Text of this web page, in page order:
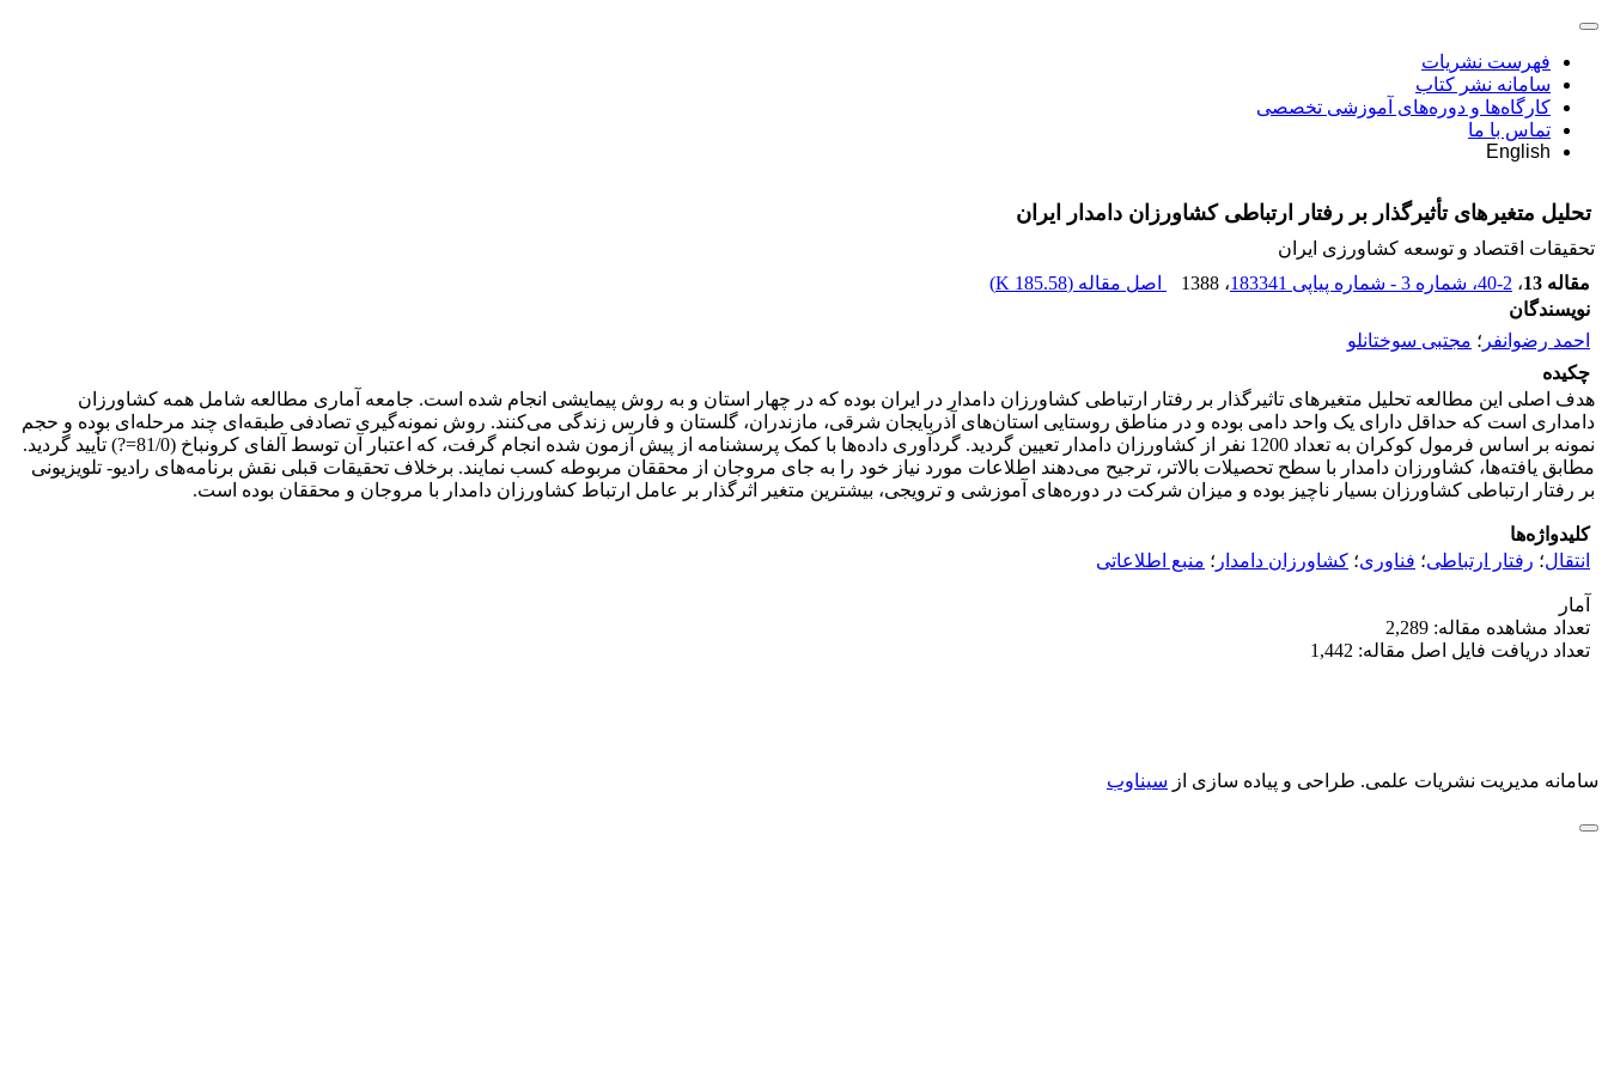
فهرست نشریات
سامانه نشر کتاب
کارگاه‌ها و دوره‌های آموزشی تخصصی
تماس با ما
English
تحلیل متغیرهای تأثیرگذار بر رفتار ارتباطی کشاورزان دامدار ایران
تحقیقات اقتصاد و توسعه کشاورزی ایران
مقاله 13
، 2-40، شماره 3 - شماره پیاپی 183341 ، 1388 اصل مقاله (185.58 K
)
نویسندگان
احمد رضوانفر ؛ مجتبی سوختانلو
چکیده
هدف اصلی این مطالعه تحلیل متغیرهای تاثیرگذار بر رفتار ارتباطی کشاورزان دامدار در ایران بوده که در چهار استان و به روش پیمایشی انجام شده است. جامعه آماری مطالعه شامل همه کشاورزان
دامداری است که حداقل دارای یک واحد دامی بوده و در مناطق روستایی استان‌های آذربایجان شرقی، مازندران، گلستان و فارس زندگی می‌کنند. روش نمونه‌گیری تصادفی طبقه‌ای چند مرحله‌ای بوده و حجم
نمونه بر اساس فرمول کوکران به تعداد 1200 نفر از کشاورزان دامدار تعیین گردید. گردآوری داده‌ها با کمک پرسشنامه از پیش آزمون شده انجام گرفت، که اعتبار آن توسط آلفای کرونباخ (81/0=?) تأیید گردید.
مطابق یافته‌ها، کشاورزان دامدار با سطح تحصیلات بالاتر، ترجیح می‌دهند اطلاعات مورد نیاز خود را به جای مروجان از محققان مربوطه کسب نمایند. برخلاف تحقیقات قبلی نقش برنامه‌های رادیو- تلویزیونی
بر رفتار ارتباطی کشاورزان بسیار ناچیز بوده و میزان شرکت در دوره‌های آموزشی و ترویجی، بیشترین متغیر اثرگذار بر عامل ارتباط کشاورزان دامدار با مروجان و محققان بوده است.
کلیدواژه‌ها
انتقال؛ رفتار ارتباطی؛ فناوری؛ کشاورزان دامدار ؛ منبع اطلاعاتی
آمار
تعداد مشاهده مقاله: 2,289
تعداد دریافت فایل اصل مقاله: 1,442
سامانه مدیریت نشریات علمی. طراحی و پیاده سازی از سیناوب